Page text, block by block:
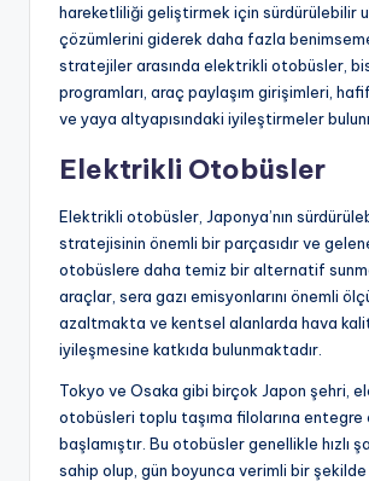
hareketliliği geliştirmek için sürdürülebilir
çözümlerini giderek daha fazla
stratejiler arasında elektrikli otobüsler,
programları, araç paylaşım girişimleri,
ve yaya altyapısındaki iyileştirmeler
Elektrikli Otobüsler
Elektrikli otobüsler, Japonya’nın
stratejisinin önemli bir parçasıdır ve
otobüslere daha temiz bir alternatif
araçlar, sera gazı emisyonlarını önemli
azaltmakta ve kentsel alanlarda hava
iyileşmesine katkıda bulunmaktadır.
Tokyo ve Osaka gibi birçok Japon şehri,
otobüsleri toplu taşıma filolarına entegre
başlamıştır. Bu otobüsler genellikle hızlı
sahip olup, gün boyunca verimli bir şekilde